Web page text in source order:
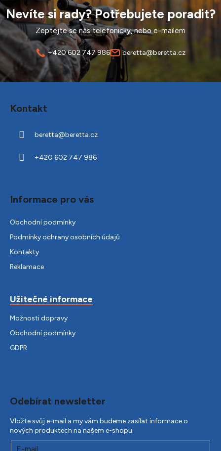
Nevíte si rady? Potřebujete poradit?
Zeptejte se nás telefonicky, nebo e-mailem
+420 602 747 986 beretta@beretta.cz
Kontakt
beretta@beretta.cz
+420 602 747 986
Informace pro vás
Obchodní podmínky
Podmínky ochrany osobních údajů
Kontakty
Reklamace
Užitečné informace
Možnosti dopravy
Obchodní podmínky
GDPR
Odebírat newsletter
Vložte svůj e-mail a my vám budeme zasílat informace o
nových produktech na našem e-shopu.
E-mail